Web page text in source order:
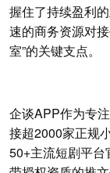
握住了持续盈利
速的商务资源对
室”的关键支点。
企谈APP作为专
接超2000家正规
50+主流短剧平